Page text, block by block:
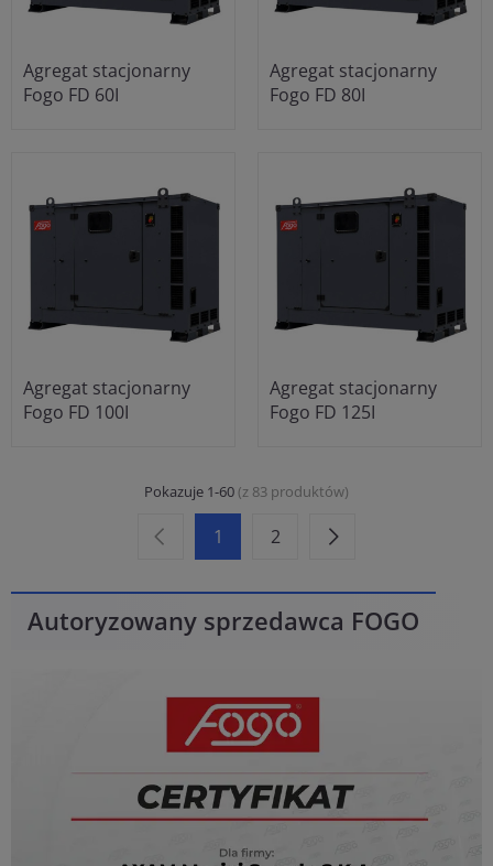
Agregat stacjonarny
Fogo FD 60I
Agregat stacjonarny
Fogo FD 80I
Agregat stacjonarny
Fogo FD 100I
Agregat stacjonarny
Fogo FD 125I
Pokazuje 1-60 (z 83 produktów)
1 2
Autoryzowany sprzedawca FOGO